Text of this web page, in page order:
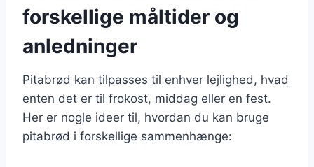
forskellige måltider og
anledninger
Pitabrød kan tilpasses til enhver lejlighed, hvad
enten det er til frokost, middag eller en fest.
Her er nogle ideer til, hvordan du kan bruge
pitabrød i forskellige sammenhænge: